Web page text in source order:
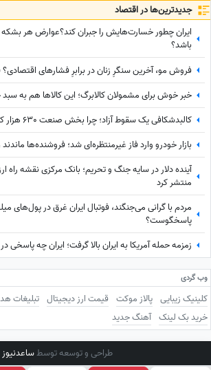
جدید‌ترین‌ها در اقتصاد
ایران چطور خسارت‌هایش را جبران کند؟عوارض هر بشکه
باشد؟
فروش مو، آخرین سنگرِ زنان در برابرِ فشارهای اقتصادی؟
خبر خوش برای مشمولان کالابرگ؛ این کالاها هم به
کالبدشکافی یک سقوط آزاد؛ چرا بخش صنعت 630 هزار کارگر را اخراج کرد؟
بازار خودرو وارد فاز غیرمنتظره‌ای شد؛ فروشنده‌ها
آینده دلار در سایه جنگ و تحریم؛ بانک مرکزی نقشه راه
منتشر کرد
مردم با گرانی می‌جنگند، فوتبال ایران غرق در پول‌های
پاسخگوست؟
زمزمه حمله آمریکا به ایران بالا گرفت؛ ایران چه پاسخی
وب گردی
کلینیک زیبایی پالاز موکت قیمت ارز دیجیتال تبلیغات
خرید بک لینک آهنگ جدید
طراحی و توسعه توسطساعدنیوز